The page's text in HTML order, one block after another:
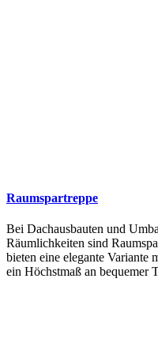
Raumspartreppe
Bei Dachausbauten und
Räumlichkeiten sind
bieten eine elegante Variante
ein Höchstmaß an bequemer